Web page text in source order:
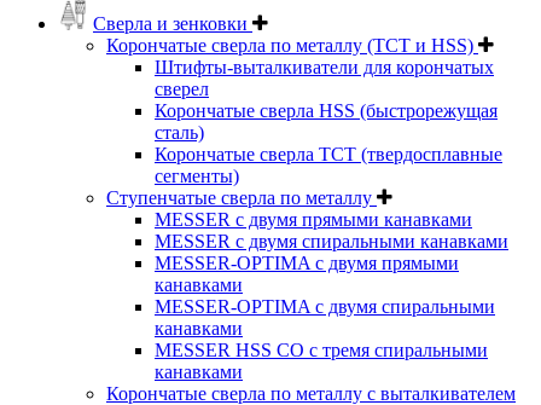
Сверла и зенковки
Корончатые сверла по металлу (TCT и HSS)
Штифты-выталкиватели для корончатых
сверел
Корончатые сверла HSS (быстрорежущая
сталь)
Корончатые сверла TCT (твердосплавные
сегменты)
Ступенчатые сверла по металлу
MESSER с двумя прямыми канавками
MESSER с двумя спиральными канавками
MESSER-OPTIMA с двумя прямыми
канавками
MESSER-OPTIMA с двумя спиральными
канавками
MESSER HSS CО с тремя спиральными
канавками
Корончатые сверла по металлу c выталкивателем